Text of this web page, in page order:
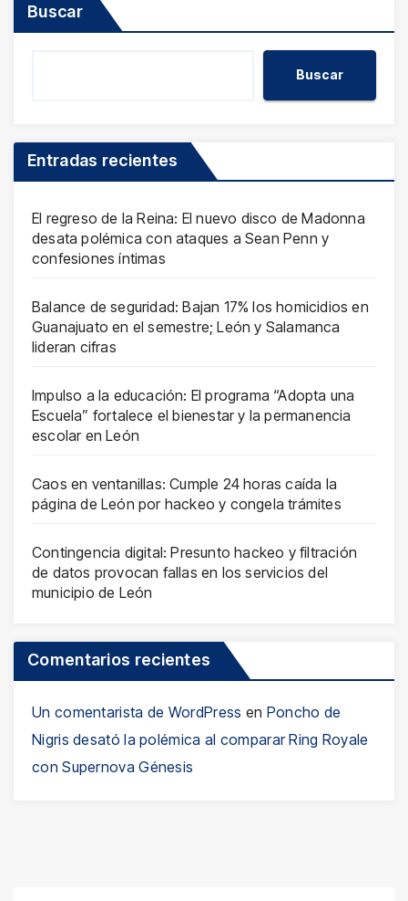
Buscar
Buscar
Entradas recientes
El regreso de la Reina: El nuevo disco de Madonna
desata polémica con ataques a Sean Penn y
confesiones íntimas
Balance de seguridad: Bajan 17% los homicidios en
Guanajuato en el semestre; León y Salamanca
lideran cifras
Impulso a la educación: El programa “Adopta una
Escuela” fortalece el bienestar y la permanencia
escolar en León
Caos en ventanillas: Cumple 24 horas caída la
página de León por hackeo y congela trámites
Contingencia digital: Presunto hackeo y filtración
de datos provocan fallas en los servicios del
municipio de León
Comentarios recientes
Un comentarista de WordPress en Poncho de
Nigris desató la polémica al comparar Ring Royale
con Supernova Génesis